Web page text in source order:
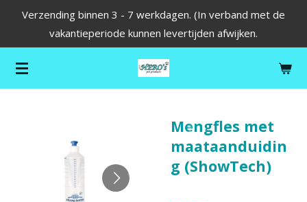
de
hoofdinhoud
Verzending binnen 3 - 7 werkdagen. (In verband met de
vakantieperiode kunnen levertijden afwijken.
Mengfles met
maataanduidin
g (ShowTech)